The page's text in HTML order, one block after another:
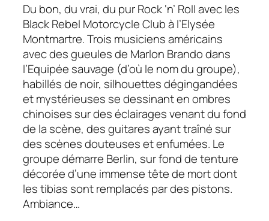
Du bon, du vrai, du purRock ‘n’ Rollavec les
Black Rebel Motorcycle Clubà l’Elysée
Montmartre. Trois musiciens américains
avec des gueules de Marlon Brandodans
l’Equipée sauvage (d’où le nom du groupe),
habillés de noir, silhouettes dégingandées
et mystérieuses se dessinant en ombres
chinoises sur des éclairages venant du fond
de la scène, des guitares ayant traîné sur
des scènes douteuses et enfumées. Le
groupe démarre Berlin, sur fond de tenture
décorée d’une immense tête de mort dont
les tibias sont remplacés par des pistons.
Ambiance…